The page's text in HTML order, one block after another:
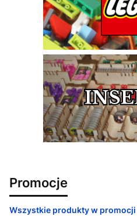
Promocje
Wszystkie produkty w promocji